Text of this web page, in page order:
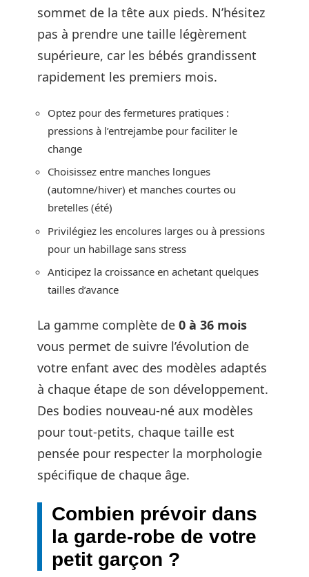
sommet de la tête aux pieds. N’hésitez
pas à prendre une taille légèrement
supérieure, car les bébés grandissent
rapidement les premiers mois.
Optez pour des fermetures pratiques :
pressions à l’entrejambe pour faciliter le
change
Choisissez entre manches longues
(automne/hiver) et manches courtes ou
bretelles (été)
Privilégiez les encolures larges ou à pressions
pour un habillage sans stress
Anticipez la croissance en achetant quelques
tailles d’avance
La gamme complète de 0 à 36 mois
vous permet de suivre l’évolution de
votre enfant avec des modèles adaptés
à chaque étape de son développement.
Des bodies nouveau-né aux modèles
pour tout-petits, chaque taille est
pensée pour respecter la morphologie
spécifique de chaque âge.
Combien prévoir dans
la garde-robe de votre
petit garçon ?